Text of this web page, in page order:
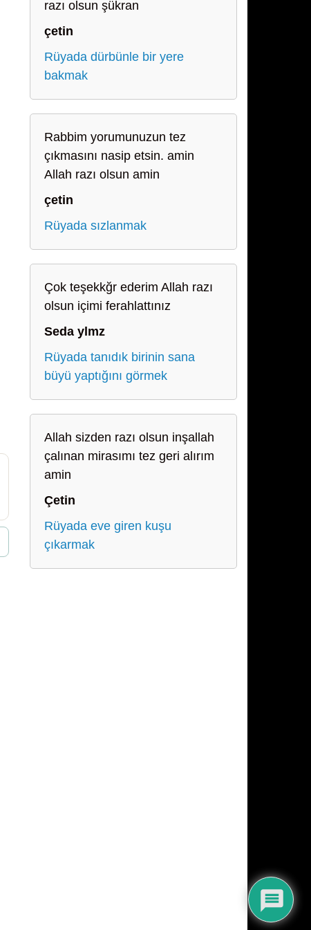
razı olsun şükran
çetin
Rüyada dürbünle bir yere
bakmak
Rabbim yorumunuzun tez
çıkmasını nasip etsin. amin
Allah razı olsun amin
çetin
Rüyada sızlanmak
Çok teşekkğr ederim Allah razı
olsun içimi ferahlattınız
Seda ylmz
Rüyada tanıdık birinin sana
büyü yaptığını görmek
Allah sizden razı olsun inşallah
çalınan mirasımı tez geri alırım
amin
Çetin
Rüyada eve giren kuşu
çıkarmak